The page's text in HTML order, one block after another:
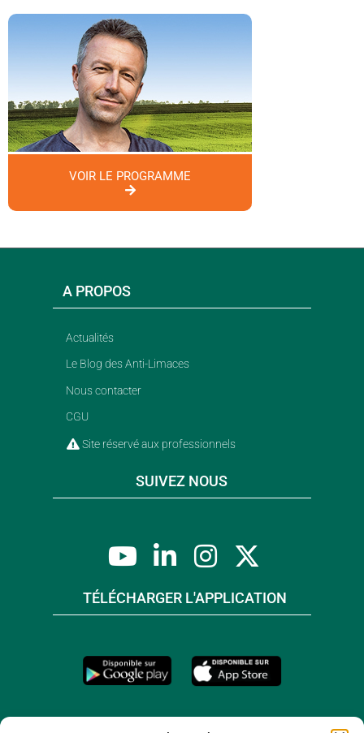
VOIR LE PROGRAMME
A PROPOS
Actualités
Le Blog des Anti-Limaces
Nous contacter
CGU
Site réservé aux professionnels
SUIVEZ NOUS
TÉLÉCHARGER L'APPLICATION